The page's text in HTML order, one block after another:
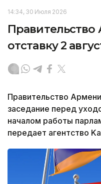
14:34, 30 Июля 2026
отставку 2
Правительство
заседание перед
началом работы
передает агентство